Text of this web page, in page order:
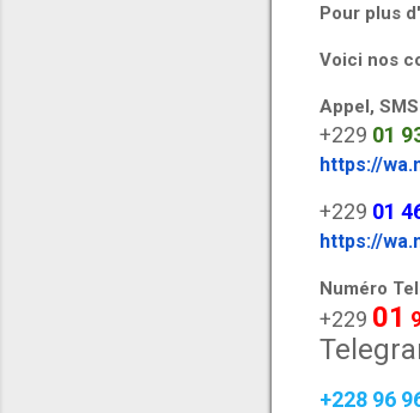
Pour plus
Voici nos
Appel,
+229 01
https://
+229 01
https://
Numéro
+229 01
+228 96